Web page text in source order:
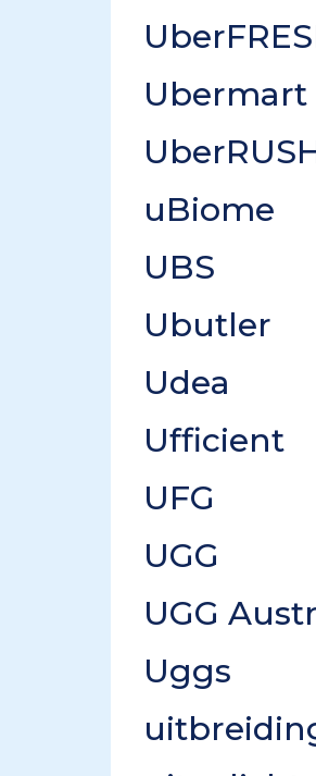
Ubermart
uBiome
UBS
Ubutler
Udea
Ufficient
UFG
UGG
UGG
Uggs